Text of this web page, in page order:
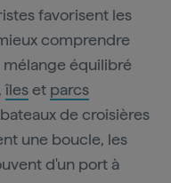
favorisent les
comprendre
mélange équilibré
îleset parcs
de croisières
une boucle, les
d'un port à